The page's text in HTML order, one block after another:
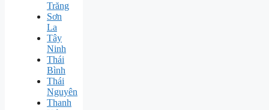
Trăng
Sơn
La
Tây
Ninh
Thái
Bình
Thái
Nguyên
Thanh